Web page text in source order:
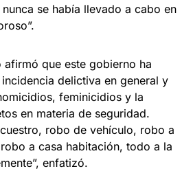
se había llevado a cabo en
afirmó que este gobierno ha
delictiva en general y
feminicidios y la
en materia de seguridad.
robo de vehículo, robo a
a casa habitación, todo a la
enfatizó.